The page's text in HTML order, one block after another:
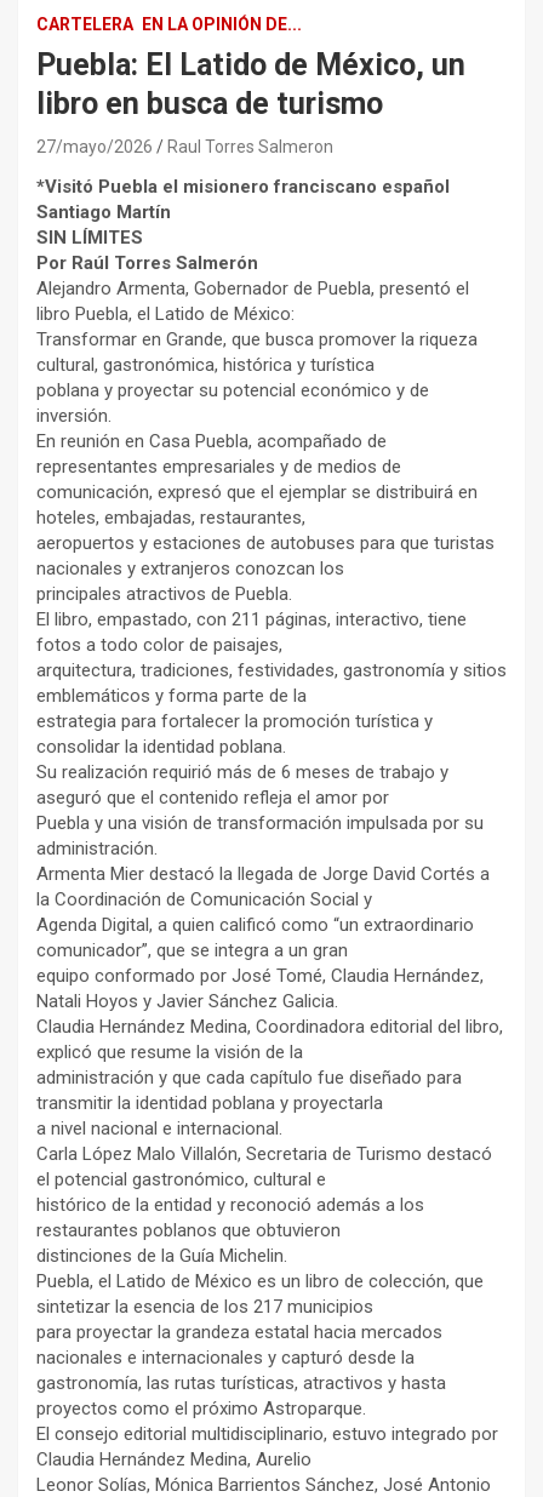
CARTELERA EN LA OPINIÓN DE...
Puebla: El Latido de México, un
libro en busca de turismo
27/mayo/2026 Raul Torres Salmeron
*Visitó Puebla el misionero franciscano español
Santiago Martín
SIN LÍMITES
Por Raúl Torres Salmerón
Alejandro Armenta, Gobernador de Puebla, presentó el
libro Puebla, el Latido de México:
Transformar en Grande, que busca promover la riqueza
cultural, gastronómica, histórica y turística
poblana y proyectar su potencial económico y de
inversión.
En reunión en Casa Puebla, acompañado de
representantes empresariales y de medios de
comunicación, expresó que el ejemplar se distribuirá en
hoteles, embajadas, restaurantes,
aeropuertos y estaciones de autobuses para que turistas
nacionales y extranjeros conozcan los
principales atractivos de Puebla.
El libro, empastado, con 211 páginas, interactivo, tiene
fotos a todo color de paisajes,
arquitectura, tradiciones, festividades, gastronomía y sitios
emblemáticos y forma parte de la
estrategia para fortalecer la promoción turística y
consolidar la identidad poblana.
Su realización requirió más de 6 meses de trabajo y
aseguró que el contenido refleja el amor por
Puebla y una visión de transformación impulsada por su
administración.
Armenta Mier destacó la llegada de Jorge David Cortés a
la Coordinación de Comunicación Social y
Agenda Digital, a quien calificó como “un extraordinario
comunicador”, que se integra a un gran
equipo conformado por José Tomé, Claudia Hernández,
Natali Hoyos y Javier Sánchez Galicia.
Claudia Hernández Medina, Coordinadora editorial del libro,
explicó que resume la visión de la
administración y que cada capítulo fue diseñado para
transmitir la identidad poblana y proyectarla
a nivel nacional e internacional.
Carla López Malo Villalón, Secretaria de Turismo destacó
el potencial gastronómico, cultural e
histórico de la entidad y reconoció además a los
restaurantes poblanos que obtuvieron
distinciones de la Guía Michelin.
Puebla, el Latido de México es un libro de colección, que
sintetizar la esencia de los 217 municipios
para proyectar la grandeza estatal hacia mercados
nacionales e internacionales y capturó desde la
gastronomía, las rutas turísticas, atractivos y hasta
proyectos como el próximo Astroparque.
El consejo editorial multidisciplinario, estuvo integrado por
Claudia Hernández Medina, Aurelio
Leonor Solías, Mónica Barrientos Sánchez, José Antonio